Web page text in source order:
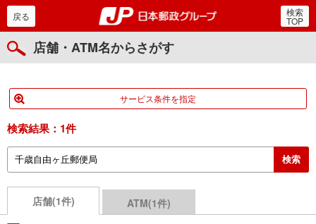
郵便局・日本郵政グルー
戻る 検索
TOP
店舗・ATM名からさがす
サービス条件を指定
検索結果： 1件
店舗(1件) ATM(1件)